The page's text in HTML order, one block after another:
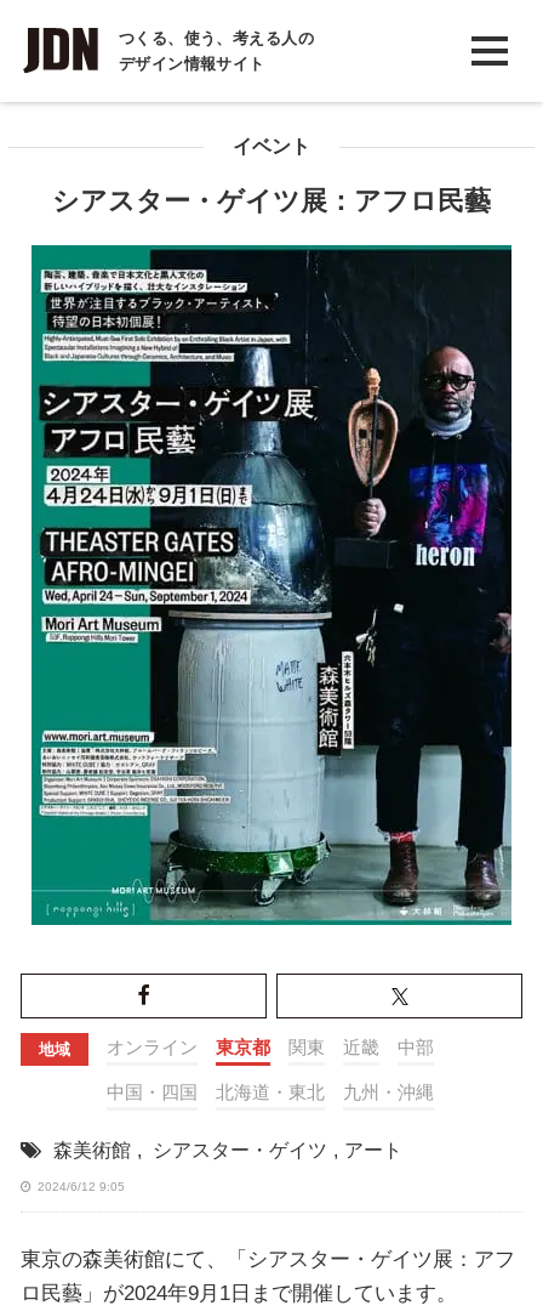
つくる、使う、考える人の
デザイン情報サイト
INTERVIEW
インタビュー
コラム
イベント
シアスター・ゲイツ展：アフロ民藝
地域 オンライン 東京都 関東 近畿 中部
中国・四国 北海道・東北 九州・沖縄
森美術館 , シアスター・ゲイツ , アート
2024/6/12 9:05
東京の森美術館にて、「シアスター・ゲイツ展：アフ
ロ民藝」が2024年9月1日まで開催しています。